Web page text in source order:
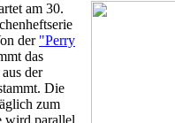
am 30.
der "Perry
das
der
Die
zum
wird parallel